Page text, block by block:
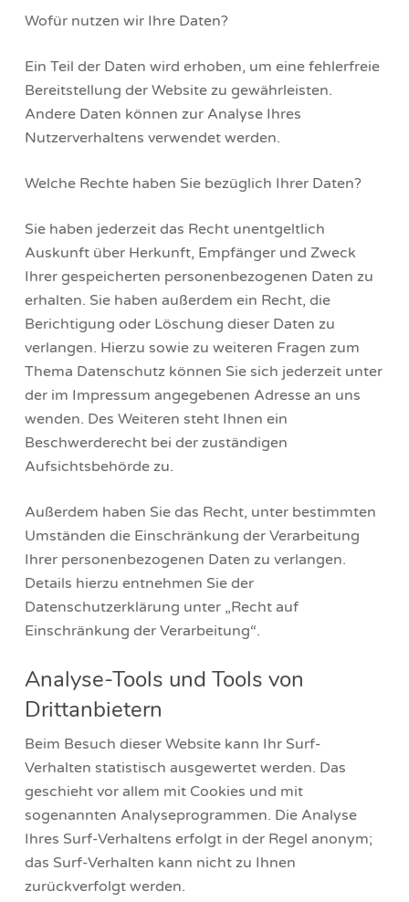
Wofür nutzen wir Ihre Daten?
Ein Teil der Daten wird erhoben, um eine fehlerfreie
Bereitstellung der Website zu gewährleisten.
Andere Daten können zur Analyse Ihres
Nutzerverhaltens verwendet werden.
Welche Rechte haben Sie bezüglich Ihrer Daten?
Sie haben jederzeit das Recht unentgeltlich
Auskunft über Herkunft, Empfänger und Zweck
Ihrer gespeicherten personenbezogenen Daten zu
erhalten. Sie haben außerdem ein Recht, die
Berichtigung oder Löschung dieser Daten zu
verlangen. Hierzu sowie zu weiteren Fragen zum
Thema Datenschutz können Sie sich jederzeit unter
der im Impressum angegebenen Adresse an uns
wenden. Des Weiteren steht Ihnen ein
Beschwerderecht bei der zuständigen
Aufsichtsbehörde zu.
Außerdem haben Sie das Recht, unter bestimmten
Umständen die Einschränkung der Verarbeitung
Ihrer personenbezogenen Daten zu verlangen.
Details hierzu entnehmen Sie der
Datenschutzerklärung unter „Recht auf
Einschränkung der Verarbeitung“.
Analyse-Tools und Tools von
Drittanbietern
Beim Besuch dieser Website kann Ihr Surf-
Verhalten statistisch ausgewertet werden. Das
geschieht vor allem mit Cookies und mit
sogenannten Analyseprogrammen. Die Analyse
Ihres Surf-Verhaltens erfolgt in der Regel anonym;
das Surf-Verhalten kann nicht zu Ihnen
zurückverfolgt werden.